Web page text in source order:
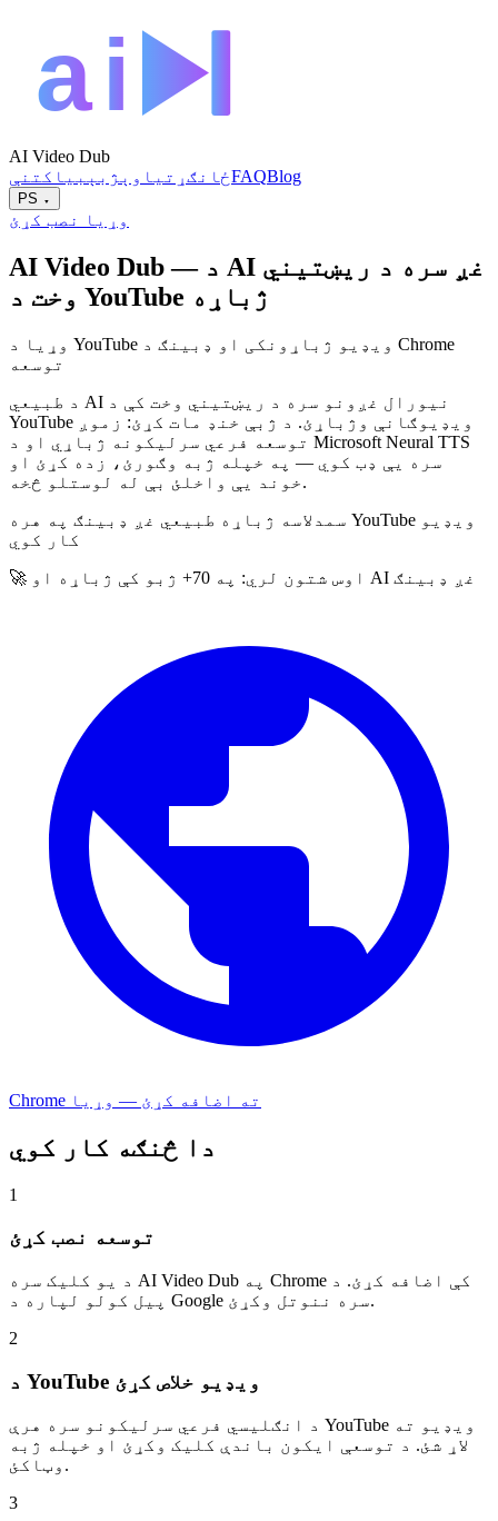
AI Video Dub
ځانګړتیاوې ژبې بیاکتنې FAQBlog
PS ▾
وړیا نصب کړئ
AI Video Dub — د AI غږ سره د ریښتیني
وخت د YouTube ژباړه
وړیا د YouTube ویډیو ژباړونکی او ډبینګ د Chrome
توسعه
د طبیعي AI نیورال غږونو سره د ریښتیني وخت کې د
YouTube ویډیوګانې وژباړئ. د ژبې خنډ مات کړئ: زموږ
توسعه فرعي سرلیکونه ژباړي او د Microsoft Neural TTS
سره یې ډب کوي — په خپله ژبه وګورئ، زده کړئ او
خوند یې واخلئ بې له لوستلو څخه.
سمدلاسه ژباړه طبیعي غږ ډبینګ په هره YouTube ویډیو
کار کوي
🚀 اوس شتون لري: په 70+ ژبو کې ژباړه او AI غږ ډبینګ
Chrome ته اضافه کړئ — وړیا
دا څنګه کار کوي
1
توسعه نصب کړئ
د یو کلیک سره AI Video Dub په Chrome کې اضافه کړئ. د
پیل کولو لپاره د Google سره ننوتل وکړئ.
2
د YouTube ویډیو خلاص کړئ
د انګلیسي فرعي سرلیکونو سره هرې YouTube ویډیو ته
لاړ شئ. د توسعې ایکون باندې کلیک وکړئ او خپله ژبه
وټاکئ.
3